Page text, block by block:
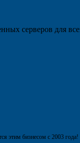
серверов для
этим бизнесом с 2003